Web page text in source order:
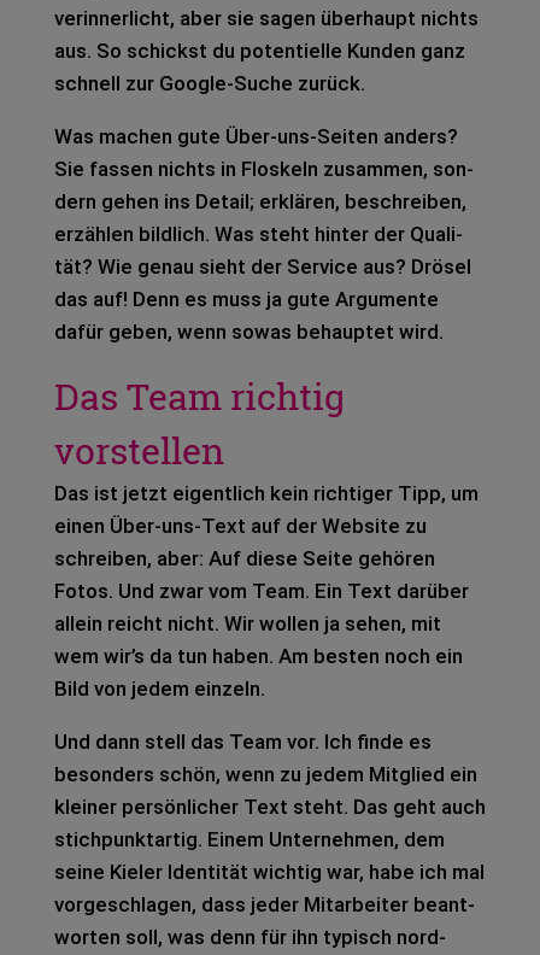
ver­in­ner­licht, aber sie sagen über­haupt nichts
aus. So schickst du poten­ti­el­le Kun­den ganz
schnell zur Goog­le-Suche zurück.
Was machen gute Über-uns-Sei­ten anders?
Sie fas­sen nichts in Flos­keln zusam­men, son­
dern gehen ins Detail; erklä­ren, beschrei­ben,
erzäh­len bild­lich. Was steht hin­ter der Qua­li­
tät? Wie genau sieht der Ser­vice aus? Drö­sel
das auf! Denn es muss ja gute Argu­men­te
dafür geben, wenn sowas behaup­tet wird.
Das Team richtig
vorstellen
Das ist jetzt eigent­lich kein rich­ti­ger Tipp, um
einen Über-uns-Text auf der Web­site zu
schrei­ben, aber: Auf diese Seite gehö­ren
Fotos. Und zwar vom Team. Ein Text dar­über
allein reicht nicht. Wir wol­len ja sehen, mit
wem wir’s da tun haben. Am bes­ten noch ein
Bild von jedem ein­zeln.
Und dann stell das Team vor. Ich finde es
beson­ders schön, wenn zu jedem Mit­glied ein
klei­ner per­sön­li­cher Text steht. Das geht auch
stich­punkt­ar­tig. Einem Unter­neh­men, dem
seine Kie­ler Iden­ti­tät wich­tig war, habe ich mal
vor­ge­schla­gen, dass jeder Mit­ar­bei­ter beant­
wor­ten soll, was denn für ihn typisch nord­